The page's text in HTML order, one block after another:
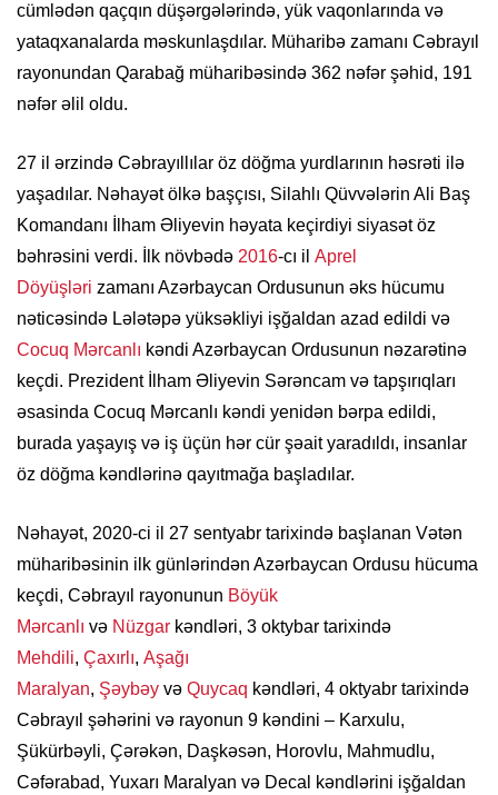
cümlədən qaçqın düşərgələrində, yük vaqonlarında və
yataqxanalarda məskunlaşdılar. Müharibə zamanı Cəbrayıl
rayonundan Qarabağ müharibəsində 362 nəfər şəhid, 191
nəfər əlil oldu.
27 il ərzində Cəbrayıllılar öz döğma yurdlarının həsrəti ilə
yaşadılar. Nəhayət ölkə başçısı, Silahlı Qüvvələrin Ali Baş
Komandanı İlham Əliyevin həyata keçirdiyi siyasət öz
bəhrəsini verdi. İlk növbədə 2016-cı il Aprel
Döyüşləri zamanı Azərbaycan Ordusunun əks hücumu
nəticəsində Lələtəpə yüksəkliyi işğaldan azad edildi və
Cocuq Mərcanlı kəndi Azərbaycan Ordusunun nəzarətinə
keçdi. Prezident İlham Əliyevin Sərəncam və tapşırıqları
əsasinda Cocuq Mərcanlı kəndi yenidən bərpa edildi,
burada yaşayış və iş üçün hər cür şəait yaradıldı, insanlar
öz döğma kəndlərinə qayıtmağa başladılar.
Nəhayət, 2020-ci il 27 sentyabr tarixində başlanan Vətən
müharibəsinin ilk günlərindən Azərbaycan Ordusu hücuma
keçdi, Cəbrayıl rayonunun Böyük
Mərcanlı və Nüzgar kəndləri, 3 oktybar tarixində
Mehdili, Çaxırlı, Aşağı
Maralyan, Şəybəy və Quycaq kəndləri, 4 oktyabr tarixində
Cəbrayıl şəhərini və rayonun 9 kəndini – Karxulu,
Şükürbəyli, Çərəkən, Daşkəsən, Horovlu, Mahmudlu,
Cəfərabad, Yuxarı Maralyan və Decal kəndlərini işğaldan